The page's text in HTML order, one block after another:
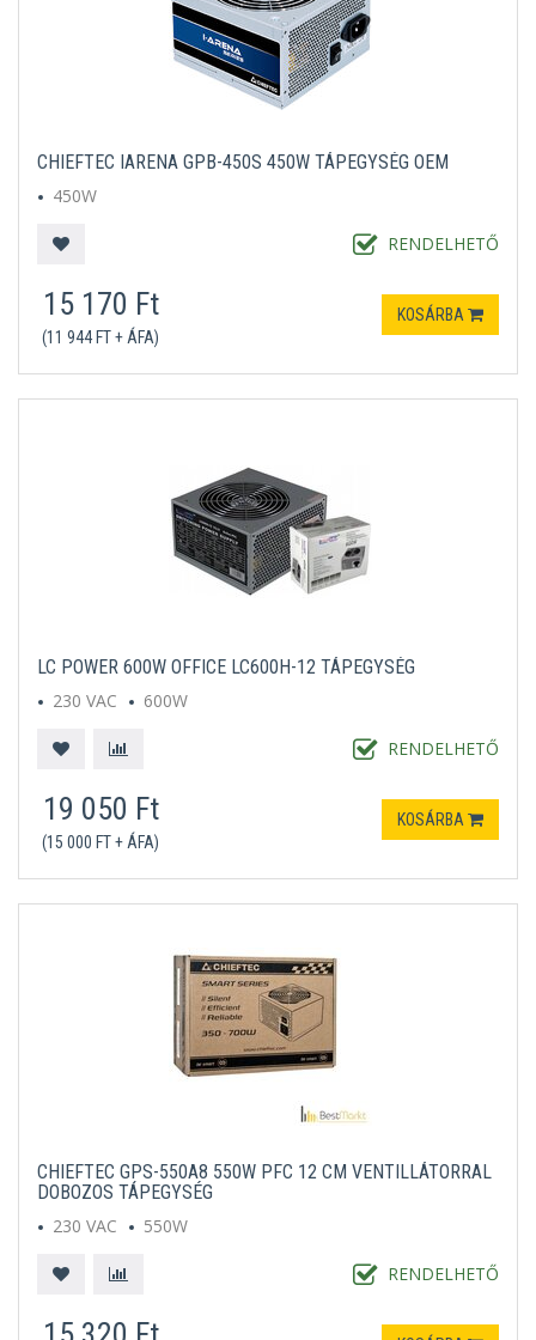
CHIEFTEC IARENA GPB-450S 450W TÁPEGYSÉG OEM
450W
RENDELHETŐ
15 170 Ft
(11 944 FT + ÁFA)
KOSÁRBA
LC POWER 600W OFFICE LC600H-12 TÁPEGYSÉG
230 VAC
600W
RENDELHETŐ
19 050 Ft
(15 000 FT + ÁFA)
KOSÁRBA
CHIEFTEC GPS-550A8 550W PFC 12 CM VENTILLÁTORRAL
DOBOZOS TÁPEGYSÉG
230 VAC
550W
RENDELHETŐ